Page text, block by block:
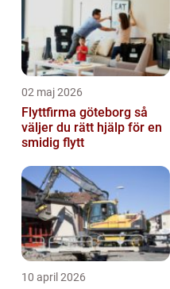
02 maj 2026
Flyttfirma göteborg så
väljer du rätt hjälp för en
smidig flytt
10 april 2026